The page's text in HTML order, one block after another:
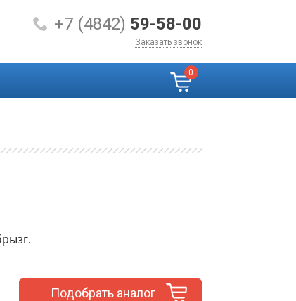
+7 (4842) 59-58-00
Заказать звонок
0
Подобрать аналог